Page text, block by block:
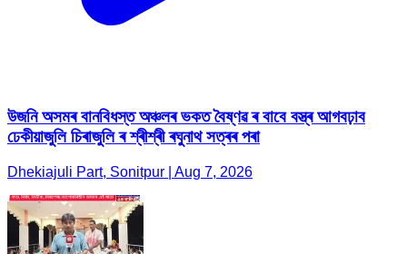
উজনি অসমৰ বানবিধস্ত অঞ্চলৰ ভকত বৈষ্ণৱ ৰ বাবে বস্ত্ৰ আগবঢ়াব
ঢেকীয়াজুলি চিৰাজুলি ৰ শ্ৰীশ্ৰী ৰঘুনাথ সত্ৰৰ পৰা
Dhekiajuli Part, Sonitpur | Aug 7, 2026